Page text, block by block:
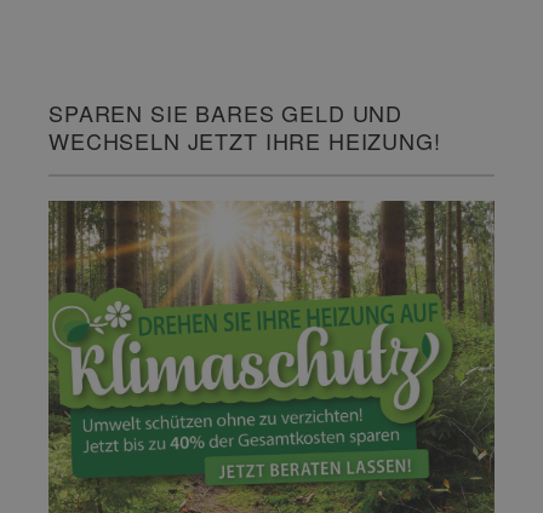
SPAREN SIE BARES GELD UND
WECHSELN JETZT IHRE HEIZUNG!